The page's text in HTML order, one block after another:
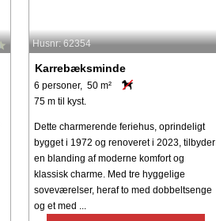
Husnr: 62354
Karrebæksminde
6 personer, 50 m²
75 m til kyst.
Dette charmerende feriehus, oprindeligt
bygget i 1972 og renoveret i 2023, tilbyder
en blanding af moderne komfort og
klassisk charme. Med tre hyggelige
soveværelser, heraf to med dobbeltsenge
og et med ...